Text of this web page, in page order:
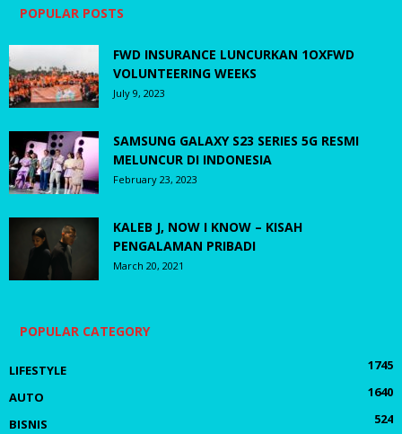
POPULAR POSTS
FWD INSURANCE LUNCURKAN 1OXFWD
VOLUNTEERING WEEKS
July 9, 2023
SAMSUNG GALAXY S23 SERIES 5G RESMI
MELUNCUR DI INDONESIA
February 23, 2023
KALEB J, NOW I KNOW – KISAH
PENGALAMAN PRIBADI
March 20, 2021
POPULAR CATEGORY
LIFESTYLE
1745
AUTO
1640
BISNIS
524